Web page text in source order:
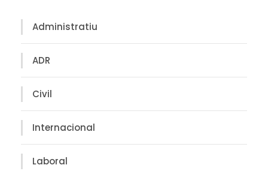
Administratiu
ADR
Civil
Internacional
Laboral